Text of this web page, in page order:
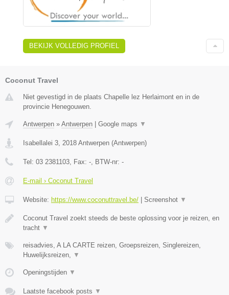
BEKIJK VOLLEDIG PROFIEL
Coconut Travel
Niet gevestigd in de plaats Chapelle lez Herlaimont en in de
provincie Henegouwen.
Antwerpen » Antwerpen Google maps ▼
Isabellalei 3 2018 Antwerpen (Antwerpen)
Tel: 03 2381103 , Fax: - , BTW-nr: -
E-mail › Coconut Travel
Website: https://www.coconuttravel.be/ Screenshot ▼
Coconut Travel zoekt steeds de beste oplossing voor je reizen, en
tracht ▼
reisadvies, A LA CARTE reizen, Groepsreizen, Singlereizen,
Huwelijksreizen,
▼
Openingstijden ▼
Laatste facebook posts ▼